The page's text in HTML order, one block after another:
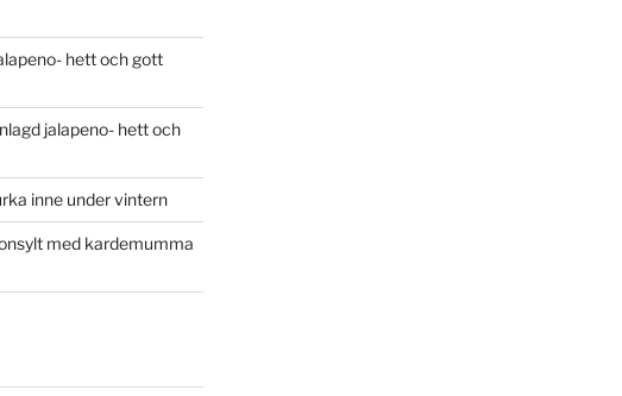
hett och gott
jalapeno- hett och
inne under vintern
med kardemumma